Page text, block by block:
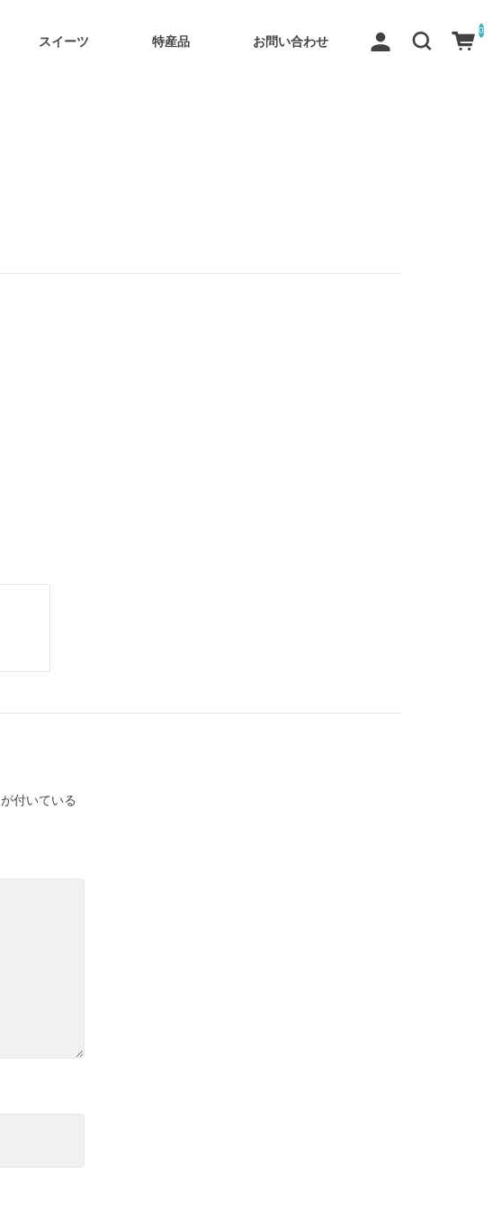
スイーツ 特産品 お問い合わせ
0
が付いている